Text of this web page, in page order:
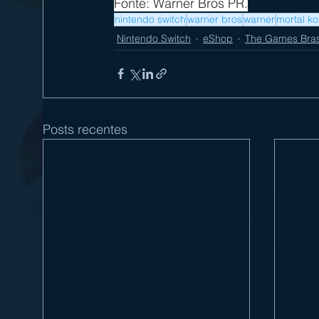
nintendo switchwarner broswarnermortal
Nintendo Switch
eShop The Games
Posts recentes